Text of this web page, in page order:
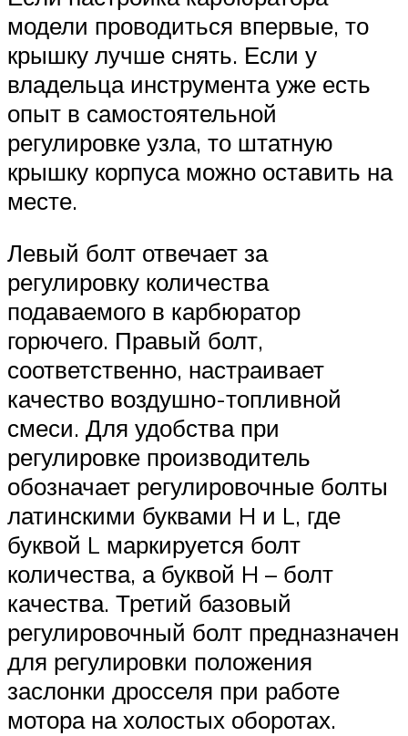
модели проводиться впервые, то
крышку лучше снять. Если у
владельца инструмента уже есть
опыт в самостоятельной
регулировке узла, то штатную
крышку корпуса можно оставить на
месте.
Левый болт отвечает за
регулировку количества
подаваемого в карбюратор
горючего. Правый болт,
соответственно, настраивает
качество воздушно-топливной
смеси. Для удобства при
регулировке производитель
обозначает регулировочные болты
латинскими буквами H и L, где
буквой L маркируется болт
количества, а буквой H – болт
качества. Третий базовый
регулировочный болт предназначен
для регулировки положения
заслонки дросселя при работе
мотора на холостых оборотах.